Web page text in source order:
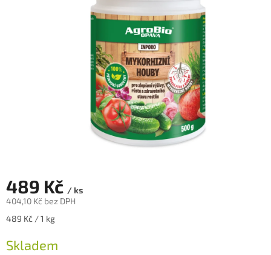
489 Kč / ks
404,10 Kč bez DPH
Měrná
489 Kč / 1 kg
Skladem